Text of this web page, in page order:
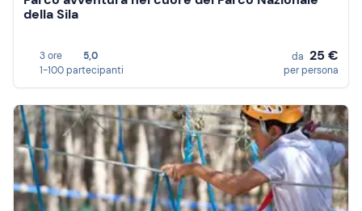
della Sila
3 ore
5,0
1-100 partecipanti
da 25 €
per persona